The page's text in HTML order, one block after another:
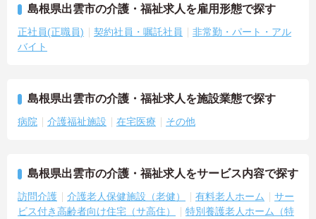
島根県出雲市の介護・福祉求人を雇用形態で探す
正社員(正職員) 契約社員・嘱託社員
非常勤・パート・アル
バイト
島根県出雲市の介護・福祉求人を施設業態で探す
病院 介護福祉施設 在宅医療 その他
島根県出雲市の介護・福祉求人をサービス内容で探す
訪問介護 介護老人保健施設（老健） 有料老人ホーム
サー
ビス付き高齢者向け住宅（サ高住）
特別養護老人ホーム（特